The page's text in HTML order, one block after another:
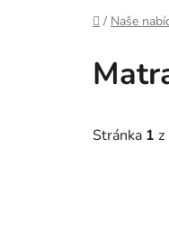
Domů
/ Naše
Stránka 1 z